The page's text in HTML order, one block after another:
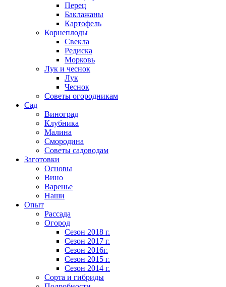
Перец
Баклажаны
Картофель
Корнеплоды
Свекла
Редиска
Морковь
Лук и чеснок
Лук
Чеснок
Советы огородникам
Сад
Виноград
Клубника
Малина
Смородина
Советы садоводам
Заготовки
Основы
Вино
Варенье
Наши
Опыт
Рассада
Огород
Сезон 2018 г.
Сезон 2017 г.
Сезон 2016г.
Сезон 2015 г.
Сезон 2014 г.
Сорта и гибриды